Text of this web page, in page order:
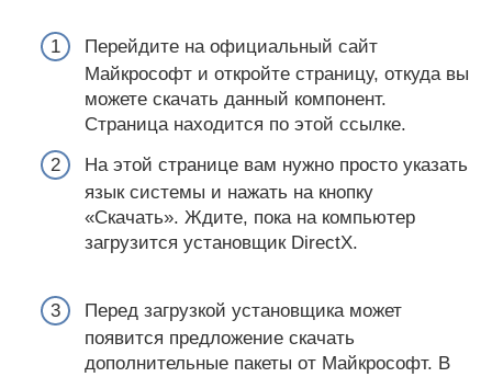
Перейдите на официальный сайт
Майкрософт и откройте страницу, откуда вы
можете скачать данный компонент.
Страница находится по этой ссылке.
На этой странице вам нужно просто указать
язык системы и нажать на кнопку
«Скачать». Ждите, пока на компьютер
загрузится установщик DirectX.
Перед загрузкой установщика может
появится предложение скачать
дополнительные пакеты от Майкрософт. В